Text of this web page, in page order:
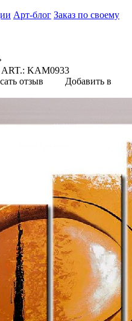
Арт-блог Заказ по своему
ART.: KAM0933
отзыв
Добавить в